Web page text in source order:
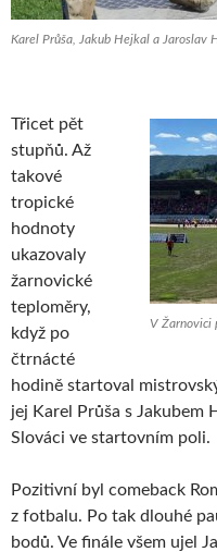
Karel Průša, Jakub Hejkal a Jaroslav
V Žarnovici
Třicet pět
stupňů. Až
takové
tropické
hodnoty
ukazovaly
žarnovické
teploměry,
když po
čtrnácté
hodině startoval
jej Karel Průša s Jakubem
Slováci ve startovním poli.
Pozitivní byl comeback
z fotbalu. Po tak dlouhé
bodů. Ve finále všem ujel